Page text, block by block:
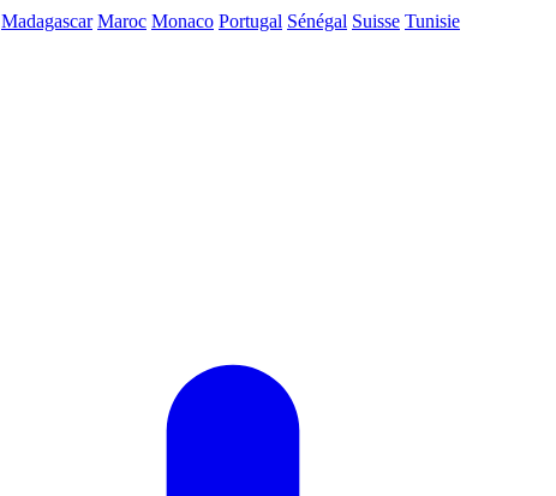
Madagascar Maroc Monaco Portugal Sénégal Suisse Tunisie